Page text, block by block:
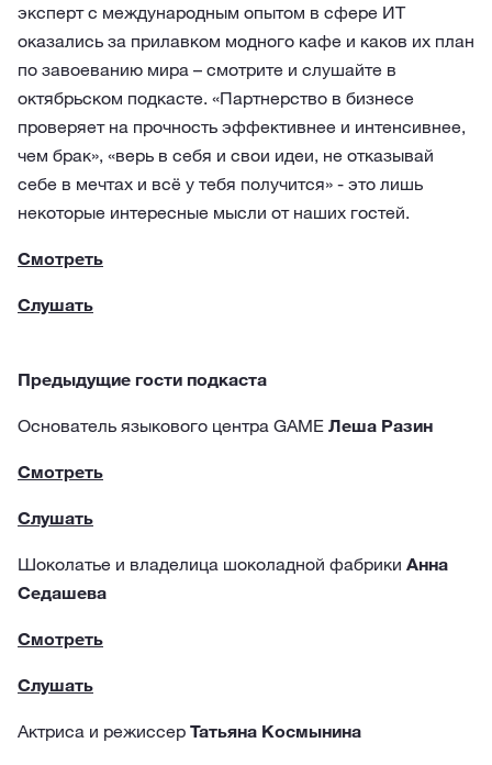
эксперт с международным опытом в сфере ИТ
оказались за прилавком модного кафе и каков их план
по завоеванию мира – смотрите и слушайте в
октябрьском подкасте. «Партнерство в бизнесе
проверяет на прочность эффективнее и интенсивнее,
чем брак», «верь в себя и свои идеи, не отказывай
себе в мечтах и всё у тебя получится» - это лишь
некоторые интересные мысли от наших гостей.
Смотреть
Слушать
Предыдущие гости подкаста
Oснователь языкового центра GAME Леша Разин
Смотреть
Слушать
Шоколатье и владелица шоколадной фабрики Анна
Седашeва
Смотреть
Слушать
Актриса и режиссер Татьяна Космынина